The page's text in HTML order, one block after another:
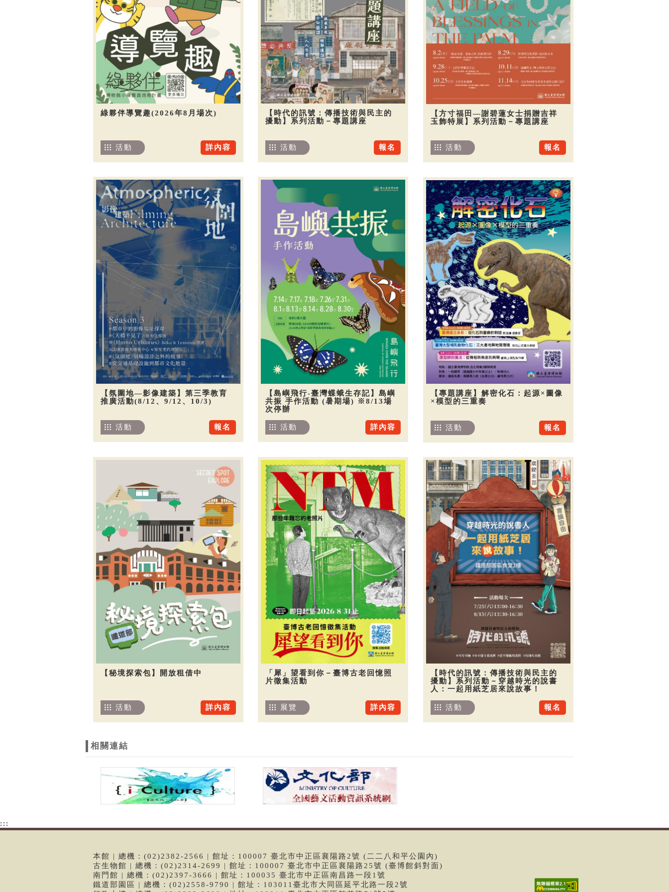
綠夥伴導覽趣(2026年8月場次)
詳內容
活動
【時代的訊號：傳播技術與民主的
擾動】系列活動－專題講座
報名
活動
【方寸福田—謝碧蓮女士捐贈吉祥
玉飾特展】系列活動－專題講座
報名
活動
【氛圍地—影像建築】第三季教育
推廣活動(8/12、9/12、10/3)
報名
活動
【島嶼飛行-臺灣蝶蛾生存記】島嶼
共振 手作活動 (暑期場) ※8/13場
次停辦
詳內容
活動
【專題講座】解密化石：起源×圖像
×模型的三重奏
報名
活動
【秘境探索包】開放租借中
詳內容
活動
「犀」望看到你－臺博古老回憶照
片徵集活動
詳內容
展覽
【時代的訊號：傳播技術與民主的
擾動】系列活動－穿越時光的說書
人：一起用紙芝居來說故事！
報名
活動
相關連結
:::
本館 | 總機：(02)2382-2566 | 館址：100007 臺北市中正區襄陽路2號 (二二八和平公園內)
古生物館 | 總機：(02)2314-2699 | 館址：100007 臺北市中正區襄陽路25號 (臺博館斜對面)
南門館 | 總機：(02)2397-3666 | 館址：100035 臺北市中正區南昌路一段1號
鐵道部園區 | 總機：(02)2558-9790 | 館址：103011臺北市大同區延平北路一段2號